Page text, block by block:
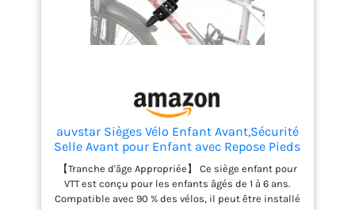
famille.
auvstar Sièges Vélo Enfant Avant,Sécurité
Selle Avant pour Enfant avec Repose Pieds
Pliable,pour Bicyclette,VTT,Vélo Ville,Siège
Enfant à Fixation Rapide Adapté aux
Enfants âgés de 1 à 6 Ans
【Tranche d'âge Appropriée】 Ce siège enfant pour
VTT est conçu pour les enfants âgés de 1 à 6 ans.
Compatible avec 90 % des vélos, il peut être installé